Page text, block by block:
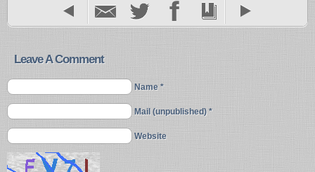
Leave A Comment
Name *
Mail (unpublished) *
Website